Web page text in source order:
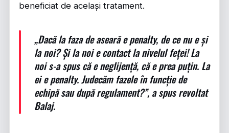
beneficiat de același tratament.
„Dacă la faza de aseară e penalty, de ce nu e și
la noi? Și la noi e contact la nivelul feței! La
noi s-a spus că e neglijență, că e prea puțin. La
ei e penalty. Judecăm fazele în funcție de
echipă sau după regulament?”, a spus revoltat
Balaj.